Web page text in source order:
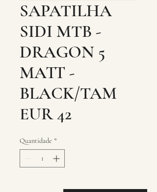
SAPATILHA
SIDI MTB -
DRAGON 5
MATT -
BLACK/TAM
EUR 42
Quantidade *